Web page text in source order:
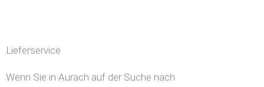
Lieferservice
Wenn Sie in Aurach auf der Suche nach